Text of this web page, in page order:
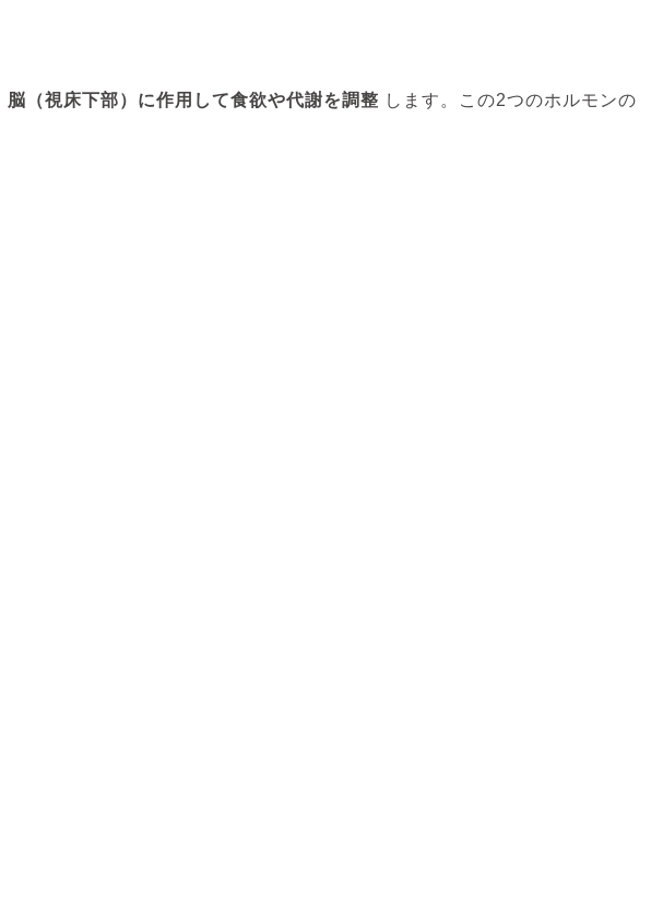
脳（視床下部）に作用して食欲や代謝を調整 します。この2つのホルモンの